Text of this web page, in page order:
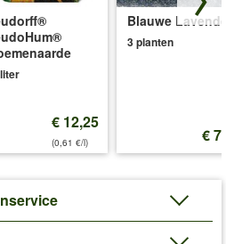
(Pelargonium peltatum)
van de lente tot in de volle
of speciale meststof aan het
(bijv. art. nr.
3,7 cm
€ 12,25
(0,61 €/l)
Blauwe
3 planten
€